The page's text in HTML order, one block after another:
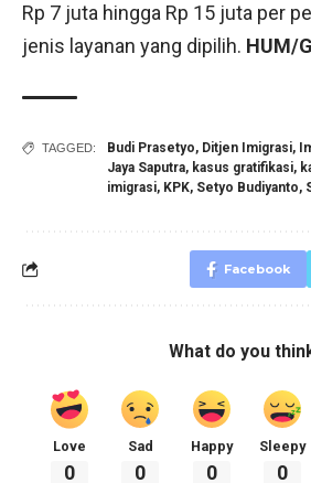
Rp 7 juta hingga Rp 15 juta per
jenis layanan yang dipilih. HUM/
TAGGED: Budi Prasetyo, Ditjen Imigrasi,
Jaya Saputra, kasus gratifikasi,
imigrasi, KPK, Setyo Budiyanto,
Facebook
What do you
Love
0
Sad
0
Happy
0
Sleepy
0